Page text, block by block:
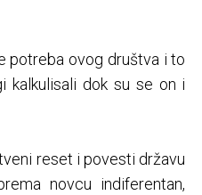
potreba ovog društva i to
kalkulisali dok su se on i
reset i povesti državu
novcu indiferentan,